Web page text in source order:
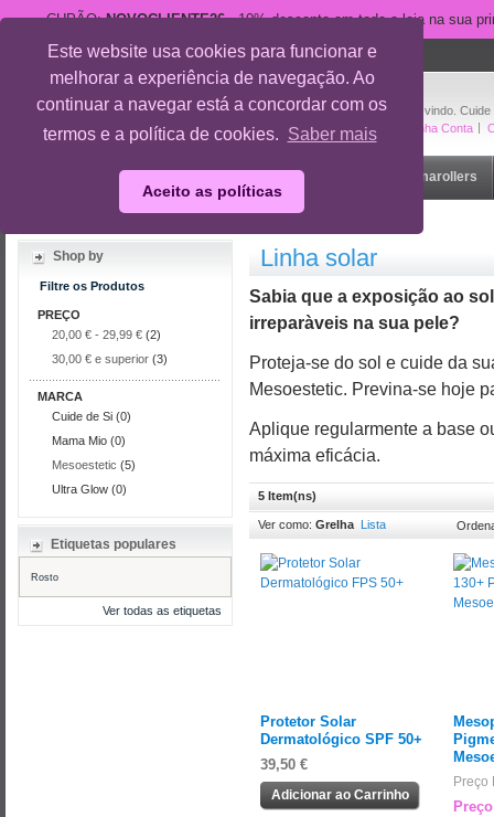
Este website usa cookies para funcionar e
melhorar a experiência de navegação. Ao
continuar a navegar está a concordar com os
termos e a política de cookies. Saber mais
Aceito as políticas
CUPÃO:NOVOCLIENTE26- 10% desconto em toda a loja na sua
Bem-vindo.
A Minha Conta
suporte@cuidedesi.pt
+351 918 595 801
Rosto Dermarollers
Linha solar
Linha solar
Sabia que a exposição ao
irreparàveis na sua pele?
Proteja-se do sol e cuide da
Mesoestetic. Previna-se hoje
Aplique regularmente a base
máxima eficácia.
5 Item(ns)
Ver como: Grelha Lista
Protetor Solar
Dermatológico SPF 50+
39,50 €
Adicionar ao Carrinho
Preço
Shop by
Filtre os Produtos
PREÇO
20,00 € - 29,99 € (2)
30,00 € e superior (3)
MARCA
Cuide de Si (0)
Mama Mio (0)
Mesoestetic (5)
Ultra Glow (0)
Etiquetas populares
Rosto
Ver todas as etiquetas